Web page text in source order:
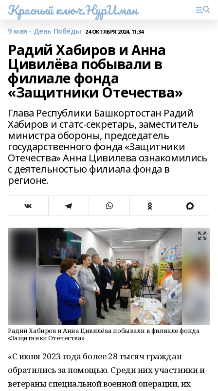
Красный ключ.НурИман
9 мая - День Победы 24 ОКТЯБРЯ 2024, 11:34
Радий Хабиров и Анна
Цивилёва побывали в
филиале фонда
«Защитники Отечества»
Глава Республики Башкортостан Радий
Хабиров и статс-секретарь, заместитель
министра обороны, председатель
государственного фонда «Защитники
Отечества» Анна Цивилева ознакомились
с деятельностью филиала фонда в
регионе.
Радий Хабиров и Анна Цивилёва побывали в филиале фонда
«Защитники Отечества»
«С июня 2023 года более 28 тысяч граждан
обратились за помощью. Среди них участники и
ветераны специальной военной операции, их